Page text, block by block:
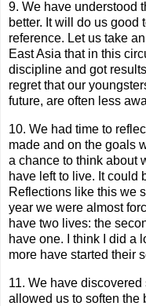
9. We have understood
better. It will do us good
reference. Let us take
East Asia that in this
discipline and got
regret that our
future, are often less
10. We had time to
made and on the goals
a chance to think about
have left to live. It could
Reflections like this we
year we were almost
have two lives: the
have one. I think I did a
more have started their
11. We have
allowed us to soften the